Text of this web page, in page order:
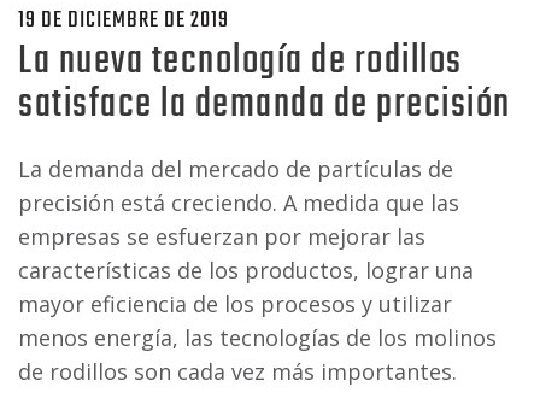
19 DE DICIEMBRE DE 2019
La nueva tecnología de rodillos
satisface la demanda de precisión
La demanda del mercado de partículas de
precisión está creciendo. A medida que las
empresas se esfuerzan por mejorar las
características de los productos, lograr una
mayor eficiencia de los procesos y utilizar
menos energía, las tecnologías de los molinos
de rodillos son cada vez más importantes.